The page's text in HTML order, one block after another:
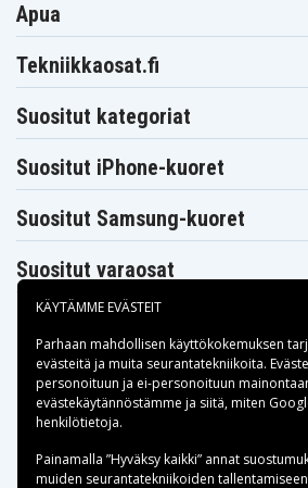
Apua
Tekniikkaosat.fi
Suositut kategoriat
Suositut iPhone-kuoret
Suositut Samsung-kuoret
Suositut varaosat
Maksuvaihtoehdot
Toimitusvaihtoehdot
KÄYTÄMME EVÄSTEIT
Parhaan mahdollisen käyttökokemuksen
evästeitä ja muita seurantatekniikoita.
personoituun ja ei-personoituun
evästekäytännöstämme ja siitä, miten
henkilötietoja.
Painamalla ”Hyväksy kaikki” annat
muiden seurantatekniikoiden